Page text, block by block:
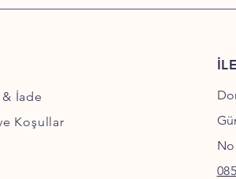
İade
Koşullar